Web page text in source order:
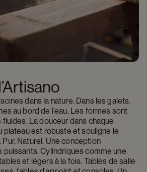
dans la nature. Dans les galets.
au bord de l’eau. Les formes sont
La douceur dans chaque
plateau est robuste et souligne le
Naturel. Une conception
puissants. Cylindriques comme une
et légers à la fois. Tables de salle